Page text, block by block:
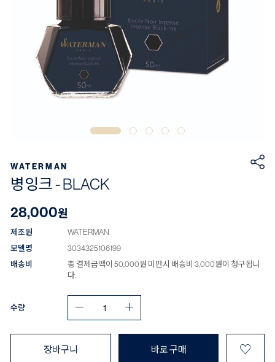
WATERMAN
병잉크 - BLACK
28,000원
제조원
WATERMAN
모델명
3034325106199
배송비
총 결제금액이 50,000원 미만시 배송비 3,000원이 청구됩니
다.
수량
장바구니 바로 구매 ♡